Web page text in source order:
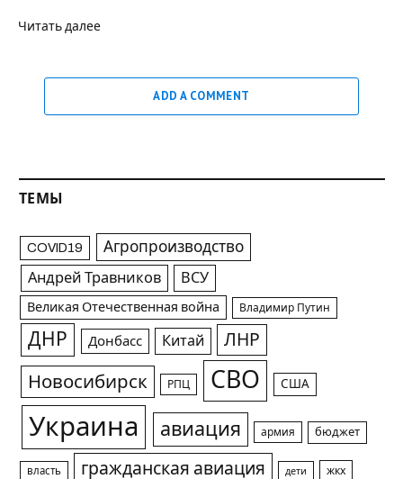
Читать далее
ADD A COMMENT
ТЕМЫ
COVID19 Агропроизводство
Андрей Травников ВСУ
Великая Отечественная война Владимир Путин
ДНР Донбасс Китай ЛНР
Новосибирск РПЦ СВО США
Украина авиация армия бюджет
власть гражданская авиация дети жкх